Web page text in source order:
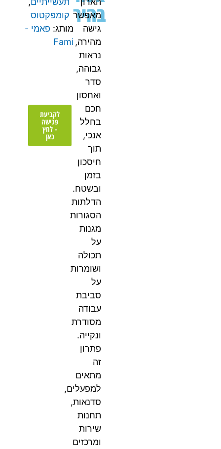
בהיר
מאפשר
גישה
מהירה,
נראות
גבוהה,
סדר
ואחסון
חכם
בחלל
אנכי,
תוך
חיסכון
בזמן
ובשטח.
הדלתות
הסגורות
מגנות
על
תכולה
ושומרות
על
סביבת
עבודה
מסודרת
ונקייה.
פתרון
זה
מתאים
למפעלים,
סדנאות,
תחנות
שירות
ומרכזים
לקביעת
פגישה
- לחץ
כאן
קומפקטוס
מותג: פאמי -
Fami